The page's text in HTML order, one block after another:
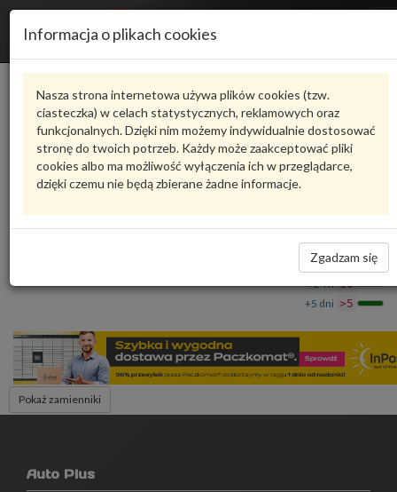
Informacja o plikach cookies
Nasza strona internetowa używa plików cookies (tzw.
ciasteczka) w celach statystycznych, reklamowych oraz
funkcjonalnych. Dzięki nim możemy indywidualnie dostosować
stronę do twoich potrzeb. Każdy może zaakceptować pliki
cookies albo ma możliwość wyłączenia ich w przeglądarce,
dzięki czemu nie będą zbierane żadne informacje.
Zgadzam się
Karta produktu
N91051101VAG
VAG - produkt oryginalny VW AUDI SEAT SKODA
Śruba z łbem płaskim N91051101 VAG
9,74 zł
Dostępność
Wrocław 0
+24 h 10
+5 dni >5
Pokaż zamienniki
Auto Plus